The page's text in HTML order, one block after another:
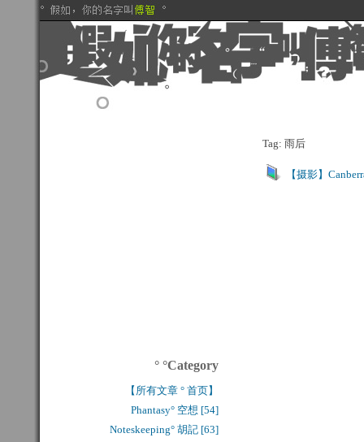
Tag: 雨后
【摄影】
° °Category
【所有文章 ° 首页】
Phantasy° 空想 [54]
Noteskeeping° 胡記 [63]